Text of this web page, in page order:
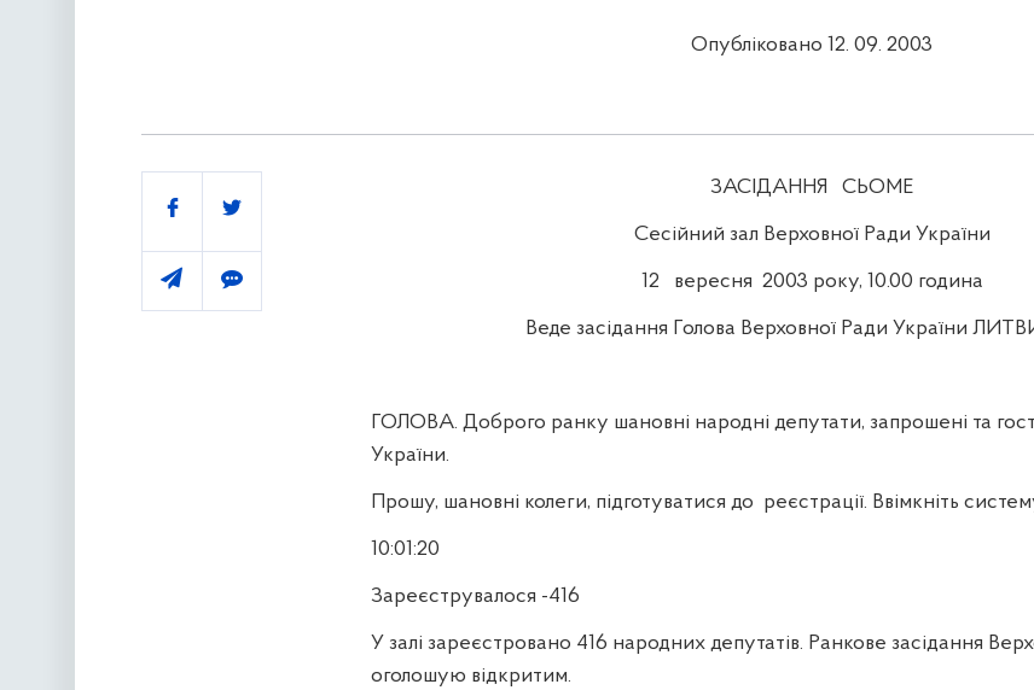
Опубліковано 12. 09. 2003
ЗАСІДАННЯ СЬОМЕ
Сесійний зал Верховної Ради України
12 вересня 2003 року, 10.00 година
Веде засідання Голова Верховної Ради України
ГОЛОВА. Доброго ранку шановні народні депутати, запрошені та
України.
Прошу, шановні колеги, підготуватися до реєстрації. Ввімкніть
10:01:20
Зареєструвалося -416
У залі зареєстровано 416 народних депутатів. Ранкове засідання
оголошую відкритим.
Поділитись